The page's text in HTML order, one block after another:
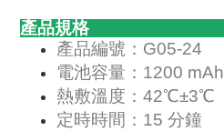
產品規格
產品編號：G05-24
電池容量：1200 mAh
熱敷溫度：42℃±3℃
定時時間：15 分鐘